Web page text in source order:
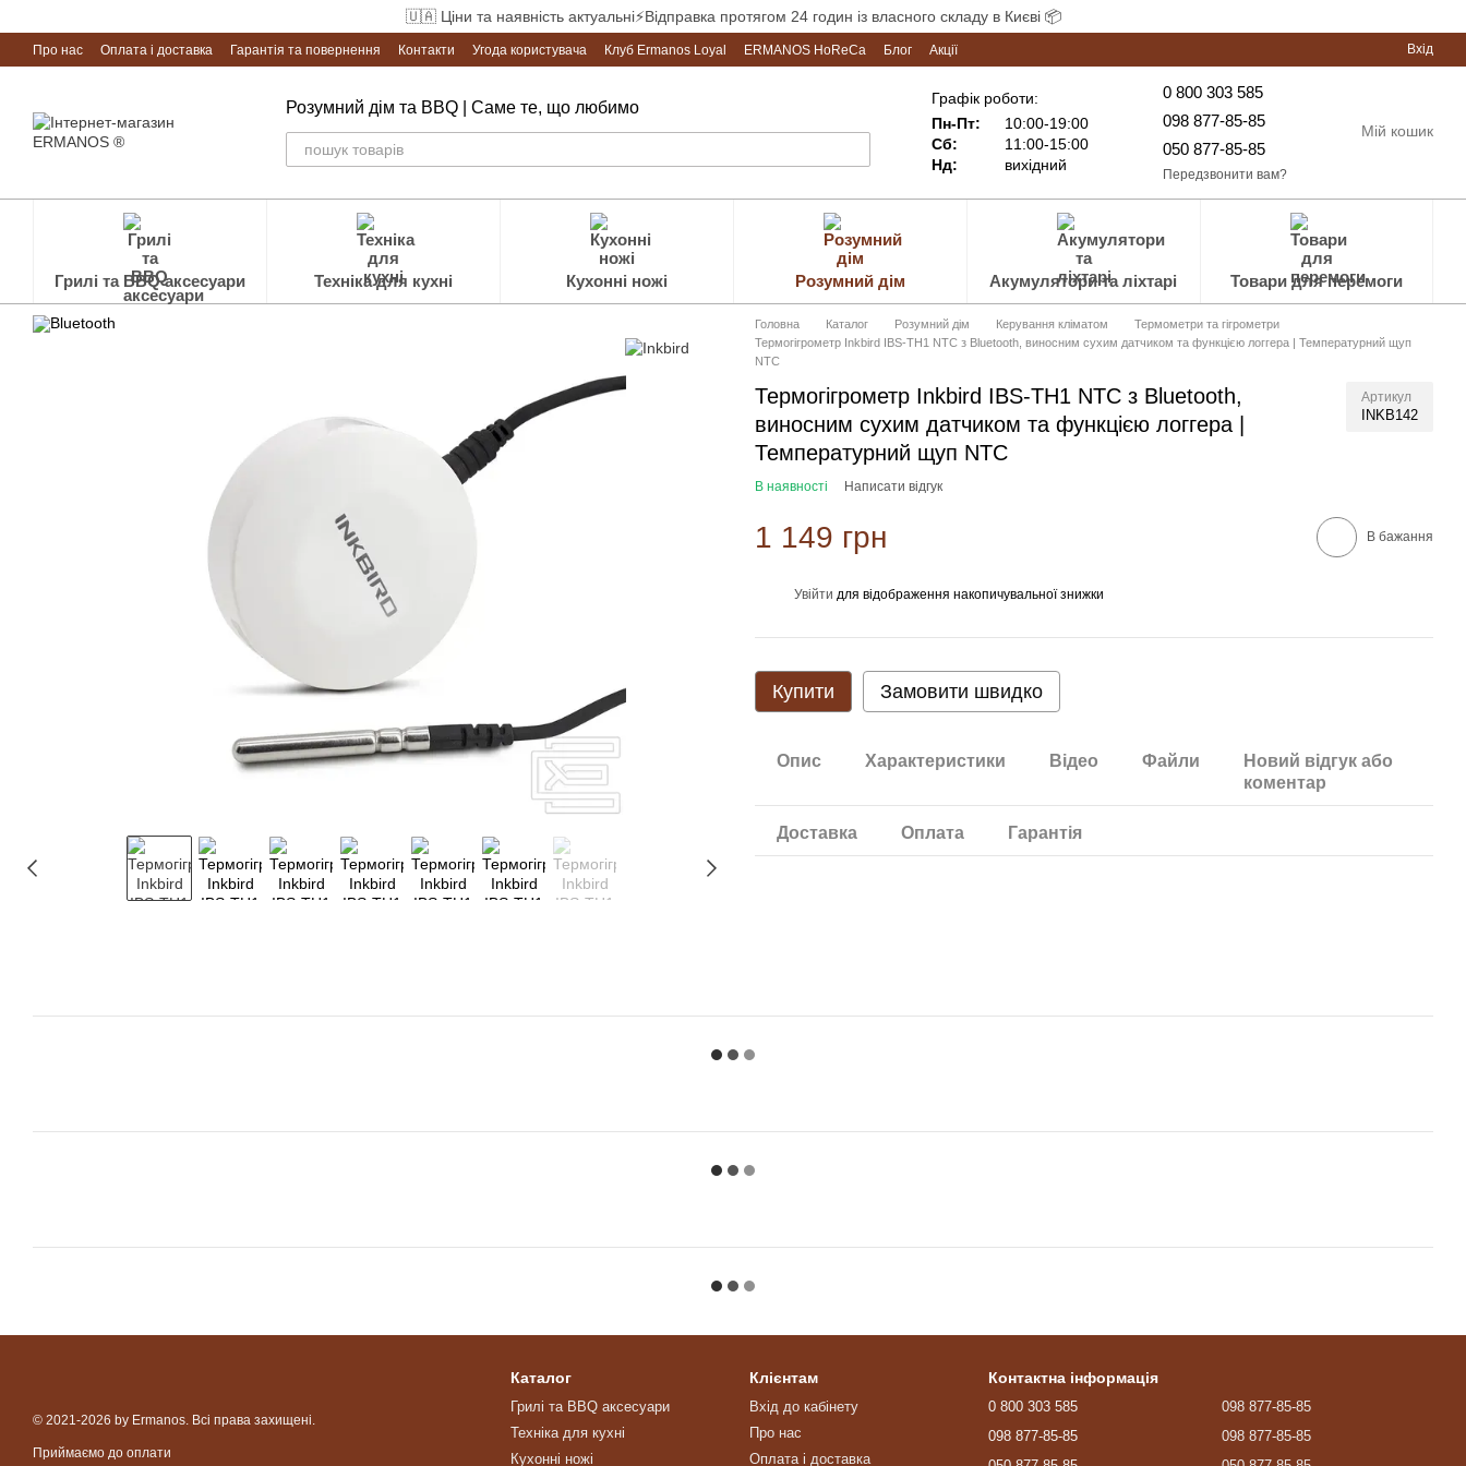
🇺🇦 Ціни та наявність актуальні⚡Відправка протягом 24 годин із власного складу в Києві 📦
Про нас Оплата і доставка Гарантія та повернення Контакти Угода користувача Клуб Ermanos Loyal ERMANOS HoReCa Блог Акції Вхід
Розумний дім та BBQ | Саме те, що любимо
Графік роботи:
Пн-Пт:
10:00-19:00
Сб:
11:00-15:00
Нд:
вихідний
0 800 303 585
098 877-85-85
050 877-85-85
Передзвонити вам?
Мій кошик
Грилі та BBQ аксесуари Техніка для кухні Кухонні ножі Розумний дім Акумулятори та ліхтарі Товари для перемоги
Головна Каталог Розумний дім Керування кліматом
Термометри та гігрометри
Термогігрометр Inkbird IBS-TH1 NTC з Bluetooth, виносним сухим датчиком та функцією логгера | Температурний щуп
NTC
Термогігрометр Inkbird IBS-TH1 NTC з Bluetooth,
виносним сухим датчиком та функцією логгера |
Температурний щуп NTC
Артикул
INKB142
В наявності Написати відгук
1 149 грн В бажання
Увійти для відображення накопичувальної знижки
Купити Замовити швидко
Опис Характеристики Відео Файли
Новий відгук або
коментар
Доставка Оплата Гарантія
© 2021-2026 by Ermanos. Всі права захищені.
Приймаємо до оплати
Каталог
Грилі та BBQ аксесуари
Техніка для кухні
Кухонні ножі
Клієнтам
Вхід до кабінету
Про нас
Оплата і доставка
Контактна інформація
0 800 303 585
098 877-85-85
098 877-85-85
098 877-85-85